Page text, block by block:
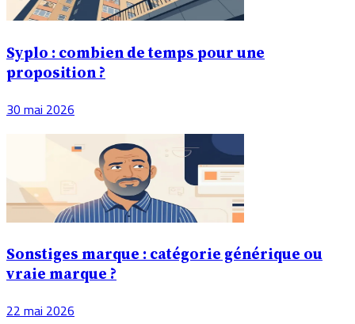
Syplo : combien de temps pour une
proposition ?
30 mai 2026
Sonstiges marque : catégorie générique ou
vraie marque ?
22 mai 2026